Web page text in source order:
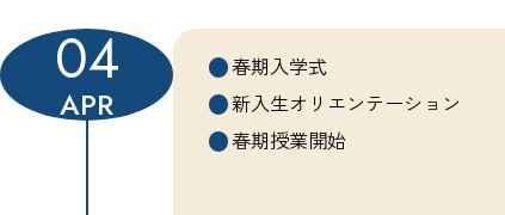
04
APR
春期入学式
新入生オリエンテーション
春期授業開始